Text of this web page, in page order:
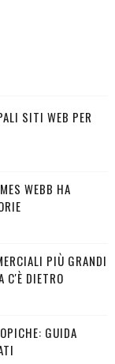
SITI WEB PER
WEBB HA
PIÙ GRANDI
C'È DIETRO
GUIDA